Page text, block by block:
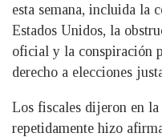
esta semana, incluida la
Estados Unidos, la
oficial y la conspiración
derecho a elecciones
Los fiscales dijeron en
repetidamente hizo